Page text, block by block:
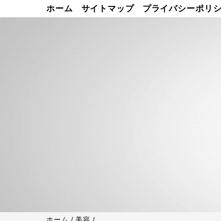
ホーム サイトマップ プライバシーポリ